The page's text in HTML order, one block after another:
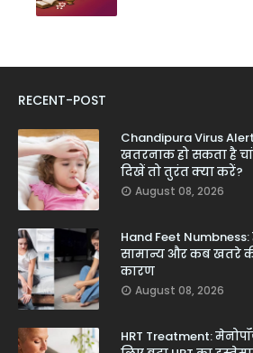
RECENT-POST
Chandipura Virus
खतरनाक हो सकता है
दिखें तो तुरंत क्या करें?
August 08, 2026
Hand Feet
सामान्य और कब खतरे
कारण
August 08, 2026
HRT Treatment: